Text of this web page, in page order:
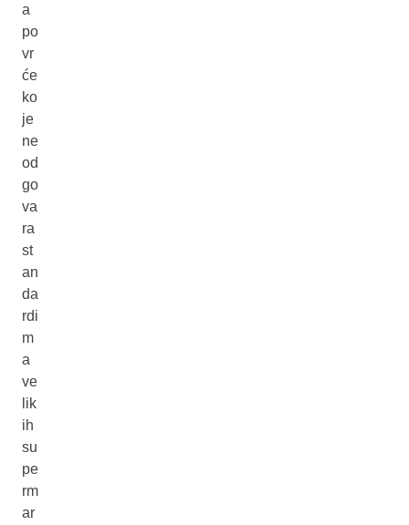
a
po
vr
će
ko
je
ne
od
go
va
ra
st
an
da
rdi
m
a
ve
lik
ih
su
pe
rm
ar